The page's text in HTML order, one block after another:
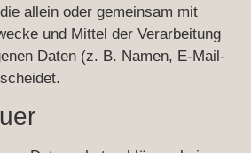
allein oder gemeinsam mit
und Mittel der Verarbeitung
Daten (z. B. Namen, E-Mail-